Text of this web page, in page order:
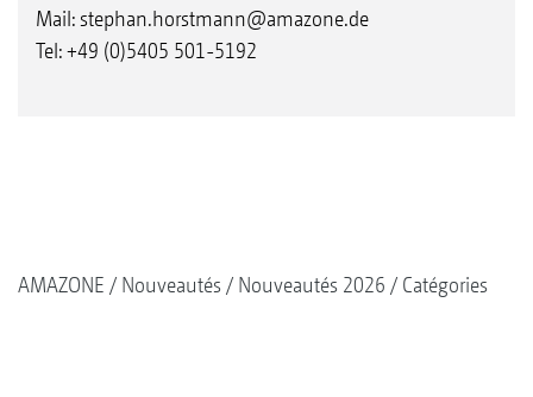
Mail: stephan.horstmann@amazone.de
Tel: +49 (0)5405 501-5192
AMAZONE Nouveautés Nouveautés 2026 Catégories